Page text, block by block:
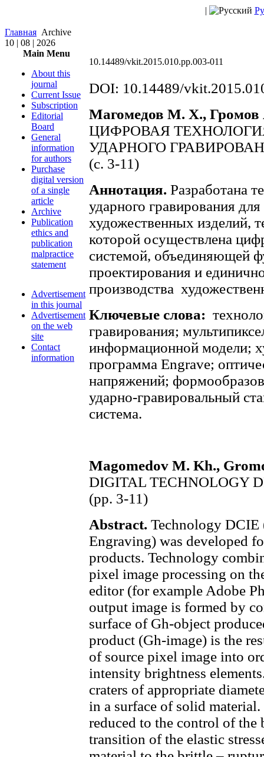
|
Главная Archive
10 | 08 | 2026
Main Menu
About this
journal
Current Issue
Subscription
Editorial
Board
General
information
for authors
Purchase
digital version
of a single
article
Archive
Publication
ethics and
publication
malpractice
statement
Advertisement
in this journal
Advertisement
on the web
site
Contact
information
10.14489/vkit.2015.010.pp.003-011
DOI: 10.14489/
Магомедов М. Х., Громов
ЦИФРОВАЯ
УДАРНОГО
(c. 3-11)
Аннотация. Разработана
ударного гравирования
художественных изделий,
которой осуществлена
системой, объединяющей
проектирования и
производства
Ключевые слова:
гравирования;
информационной модели;
программа Engrave;
напряжений;
ударно-гравировальный
система.
Magomedov M. Kh.,
DIGITAL TECHNOLOGY
(pp. 3-11)
Abstract. Technology
Engraving) was developed
products. Technology
pixel image processing on
editor (for example Adobe
output image is formed by
surface of Gh-object
product (Gh-image) is the
of source pixel image into
intensity brightness
craters of appropriate
in a surface of solid
reduced to the control of
transition of the elastic